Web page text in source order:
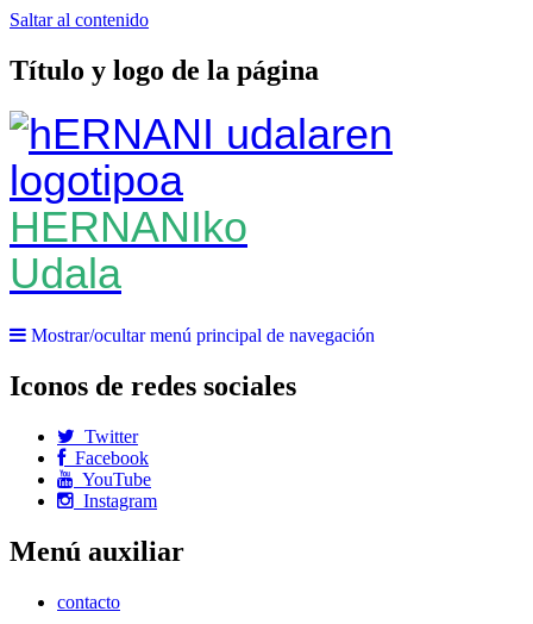
Saltar al contenido
Título y logo de la página
HERNANIko
Udala
Mostrar/ocultar menú principal de navegación
Iconos de redes sociales
Twitter
Facebook
YouTube
Instagram
Menú auxiliar
contacto